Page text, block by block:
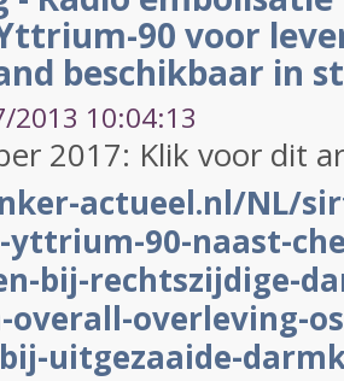
90 voor
beschikbaar in
2013 10:04:13
2017: Klik voor dit
actueel.nl/NL/
yttrium-90-naast-
bij-rechtszijdige-
overleving-
uitgezaaide-